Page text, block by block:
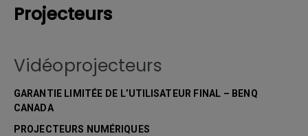
Projecteurs
Vidéoprojecteurs
GARANTIE LIMITÉE DE L’UTILISATEUR FINAL – BENQ
CANADA
PROJECTEURS NUMÉRIQUES